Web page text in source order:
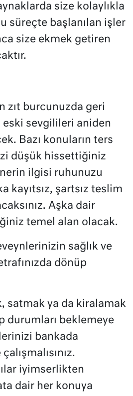
size kolaylıkla
süreçte başlanılan işler
size ekmek getiren
zıt burcunuzda geri
eski sevgilileri aniden
Bazı konuların ters
düşük hissettiğiniz
ilgisi ruhunuzu
kayıtsız, şartsız teslim
Aşka dair
temel alan olacak.
sağlık ve
dönüp
satmak ya da kiralamak
durumları beklemeye
bankada
iyimserlikten
dair her konuya